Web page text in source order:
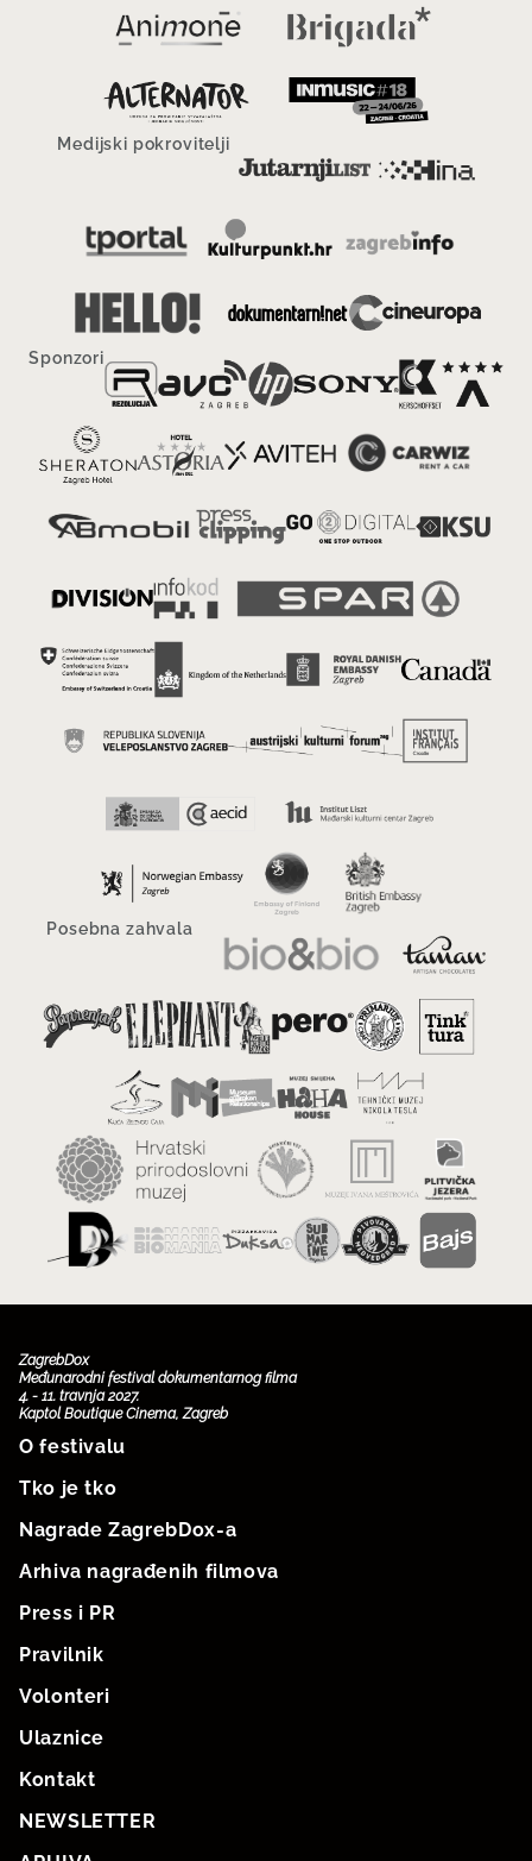
Medijski pokrovitelji
Sponzori
Posebna zahvala
ZagrebDox
Međunarodni festival dokumentarnog filma
4. - 11. travnja 2027.
Kaptol Boutique Cinema, Zagreb
O festivalu
Tko je tko
Nagrade ZagrebDox-a
Arhiva nagrađenih filmova
Press i PR
Pravilnik
Volonteri
Ulaznice
Kontakt
NEWSLETTER